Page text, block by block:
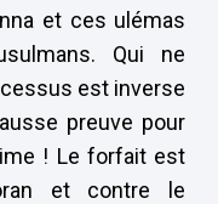
et ces ulémas
Qui ne
est inverse
preuve pour
! Le forfait est
et contre le